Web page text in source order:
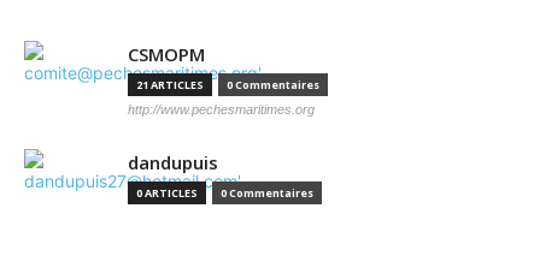
CSMOPM
21 ARTICLES 0 Commentaires
http://www.pechesmaritimes.org
dandupuis
0 ARTICLES 0 Commentaires